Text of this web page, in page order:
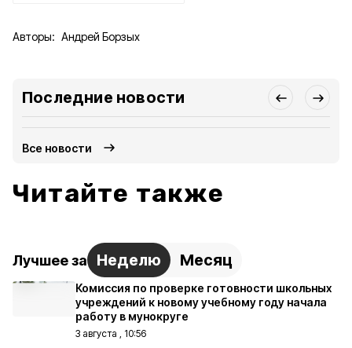
Авторы: Андрей Борзых
Последние новости
Все новости
Читайте также
Лучшее за Неделю Месяц
Комиссия по проверке готовности школьных
учреждений к новому учебному году начала
работу в мунокруге
3 августа , 10:56